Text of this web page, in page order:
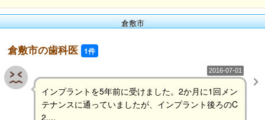
倉敷市
倉敷市の歯科医 1件
2016-07-01
インプラントを5年前に受けました。2か月に1回メン
テナンスに通っていましたが、インプラント後ろのC
2....